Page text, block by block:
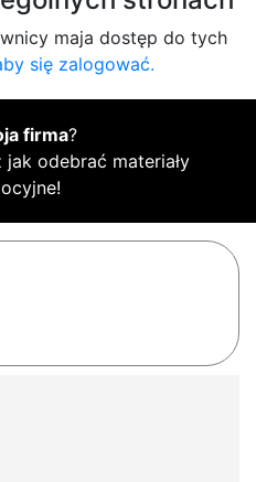
maja dostęp do tych
się zalogować.
firma?
jak odebrać materiały